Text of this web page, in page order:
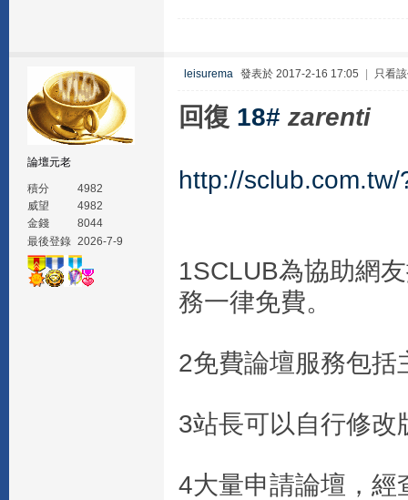
論壇元老
積分
4982
威望
4982
金錢
8044
最後登錄 2026-7-9
leisurema 發表於 2017-2-16 17:05 只看
回復 18# zarenti
http://
1SCLUB為協助網
務一律免費。
2免費論壇服務包括
3站長可以自行修
4大量申請論壇，經